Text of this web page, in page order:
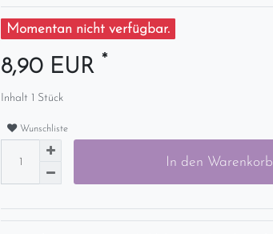
Momentan nicht verfügbar.
8,90 EUR *
Inhalt 1 Stück
Wunschliste
In den Warenkorb